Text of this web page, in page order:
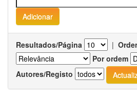
Resultados/Página |
Por ordem
Autores/Registo